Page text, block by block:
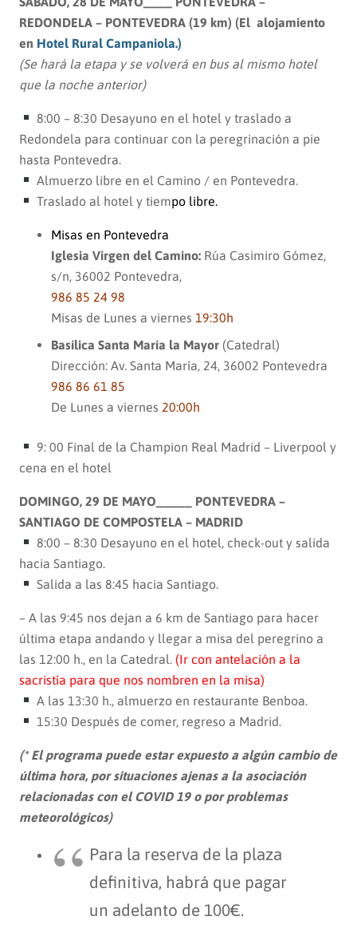
REDONDELA – PONTEVEDRA (19 km) (El alojamiento
en Hotel Rural Campaniola.)
(Se hará la etapa y se volverá en bus al mismo hotel
que la noche anterior)
8:00 – 8:30 Desayuno en el hotel y traslado a
Redondela para continuar con la peregrinación a pie
hasta Pontevedra.
Almuerzo libre en el Camino / en Pontevedra.
Traslado al hotel y tiempo libre.
Misas en Pontevedra
Iglesia Virgen del Camino: Rúa Casimiro Gómez,
s/n, 36002 Pontevedra,
986 85 24 98
Misas de Lunes a viernes 19:30h
Basílica Santa María la Mayor (Catedral)
Dirección: Av. Santa María, 24, 36002 Pontevedra
986 86 61 85
De Lunes a viernes 20:00h
9: 00 Final de la Champion Real Madrid – Liverpool y
cena en el hotel
DOMINGO, 29 DE MAYO_____ PONTEVEDRA –
SANTIAGO DE COMPOSTELA – MADRID
8:00 – 8:30 Desayuno en el hotel, check-out y salida
hacia Santiago.
Salida a las 8:45 hacia Santiago.
– A las 9:45 nos dejan a 6 km de Santiago para hacer
última etapa andando y llegar a misa del peregrino a
las 12:00 h., en la Catedral. (Ir con antelación a la
sacristía para que nos nombren en la misa)
A las 13:30 h., almuerzo en restaurante Benboa.
15:30 Después de comer, regreso a Madrid.
(* El programa puede estar expuesto a algún cambio de
última hora, por situaciones ajenas a la asociación
relacionadas con el COVID 19 o por problemas
meteorológicos)
Para la reserva de la plaza
definitiva, habrá que pagar
un adelanto de 100€.